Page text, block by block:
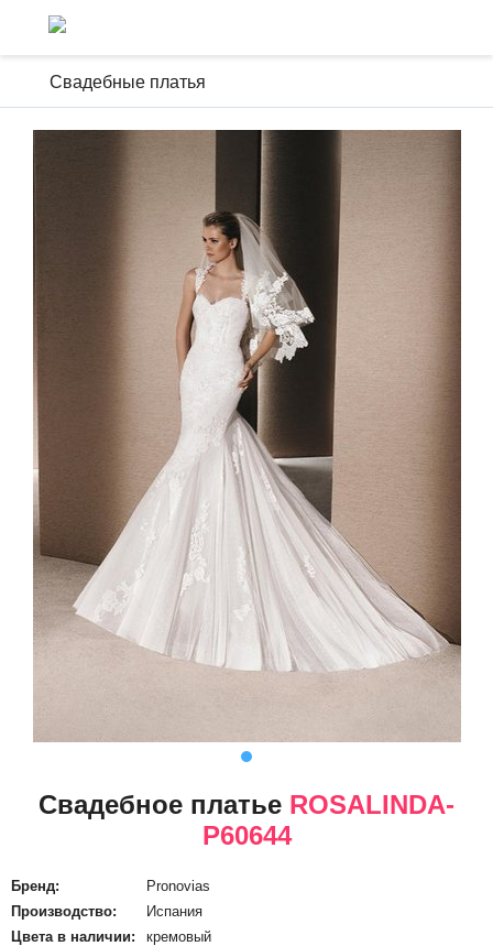
Свадебные платья
Свадебное платье ROSALINDA-
P60644
Бренд:
Pronovias
Производство:
Испания
Цвета в наличии:
кремовый